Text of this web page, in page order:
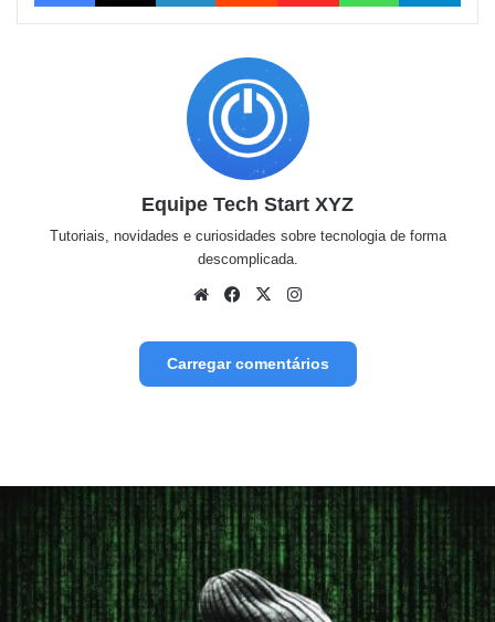
Equipe Tech Start XYZ
Tutoriais, novidades e curiosidades sobre tecnologia de forma
descomplicada.
WebsiteFacebook
X
Carregar comentários